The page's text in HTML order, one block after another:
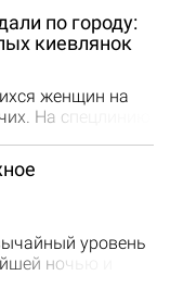
на
маленький
произошла во
достали тело
по городу:
киевлянок
женщин на
На спецлинию
на
в
помочь
уровень
ночью и